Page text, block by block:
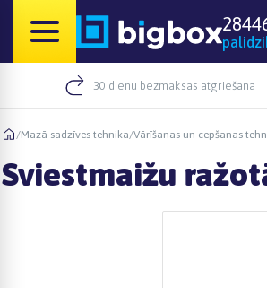
30 dienu bezmaksas atgriešana
/Mazā sadzīves tehnika/Vārīšanas un cepšanas
Sviestmaižu